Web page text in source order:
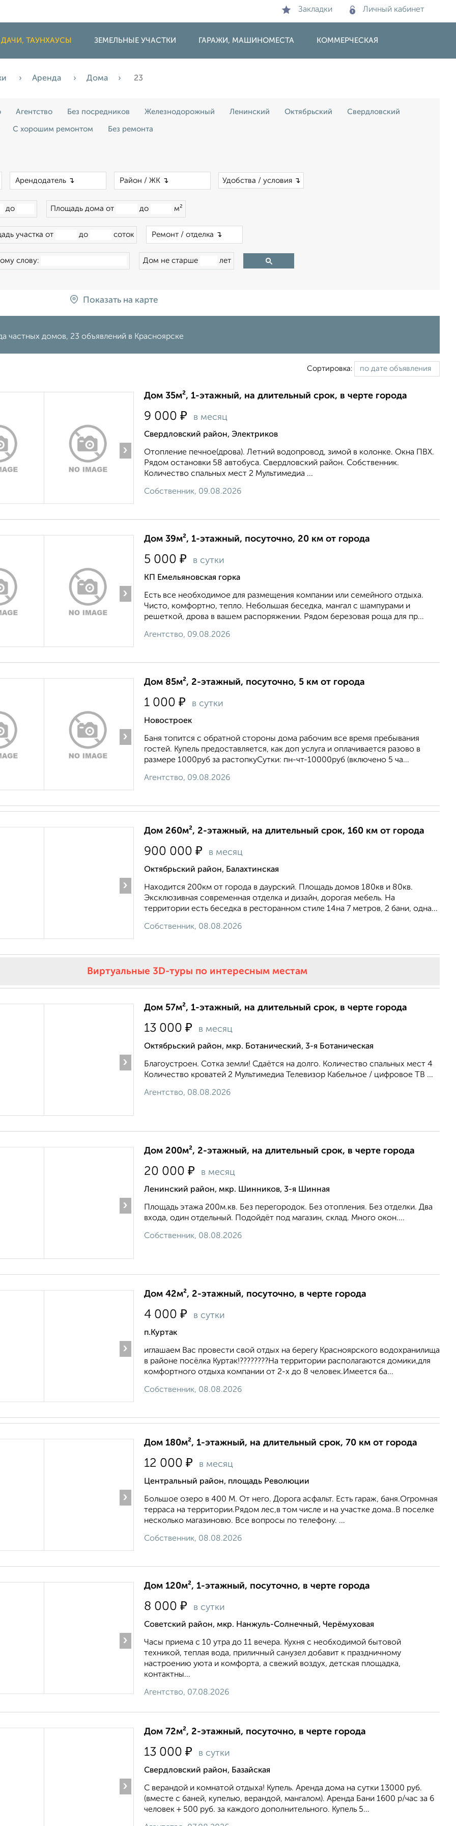
Закладки Личный кабинет
ТАУНХАУСЫ ЗЕМЕЛЬНЫЕ УЧАСТКИ ГАРАЖИ, МАШИНОМЕСТА КОММЕРЧЕСКАЯ
Аренда Дома 23
Агентство Без посредников Железнодорожный Ленинский Октябрьский Свердловский
С хорошим ремонтом Без ремонта
Удобства / условия ↴
до Площадь дома от до м²
участка от до соток
слову: Дом не старше лет
Показать на карте
частных домов, 23 объявлений в Красноярске
Сортировка:
›
Дом 35м², 1-этажный, на длительный срок, в черте города
9 000 ₽ в месяц
Свердловский район, Электриков
Отопление печное(дрова). Летний водопровод, зимой в колонке. Окна ПВХ.
Рядом остановки 58 автобуса. Свердловский район. Собственник.
Количество спальных мест 2 Мультимедиа ...
Собственник, 09.08.2026
›
Дом 39м², 1-этажный, посуточно, 20 км от города
5 000 ₽ в сутки
КП Емельяновская горка
Есть все необходимое для размещения компании или семейного отдыха.
Чисто, комфортно, тепло. Небольшая беседка, мангал с шампурами и
решеткой, дрова в вашем распоряжении. Рядом березовая роща для пр...
Агентство, 09.08.2026
›
Дом 85м², 2-этажный, посуточно, 5 км от города
1 000 ₽ в сутки
Новостроек
Баня топится с обратной стороны дома рабочим все время пребывания
гостей. Купель предоставляется, как доп услуга и оплачивается разово в
размере 1000руб за растопкуСутки: пн-чт-10000руб (включено 5 ча...
Агентство, 09.08.2026
›
Дом 260м², 2-этажный, на длительный срок, 160 км от города
900 000 ₽ в месяц
Октябрьский район, Балахтинская
Находится 200км от города в даурский. Площадь домов 180кв и 80кв.
Эксклюзивная современная отделка и дизайн, дорогая мебель. На
территории есть беседка в ресторанном стиле 14на 7 метров, 2 бани, одна...
Собственник, 08.08.2026
Виртуальные 3D-туры по интересным местам
›
Дом 57м², 1-этажный, на длительный срок, в черте города
13 000 ₽ в месяц
Октябрьский район, мкр. Ботанический, 3-я Ботаническая
Благоустроен. Сотка земли! Сдаётся на долго. Количество спальных мест 4
Количество кроватей 2 Мультимедиа Телевизор Кабельное / цифровое ТВ ...
Агентство, 08.08.2026
›
Дом 200м², 2-этажный, на длительный срок, в черте города
20 000 ₽ в месяц
Ленинский район, мкр. Шинников, 3-я Шинная
Площадь этажа 200м.кв. Без перегородок. Без отопления. Без отделки. Два
входа, один отдельный. Подойдёт под магазин, склад. Много окон....
Собственник, 08.08.2026
›
Дом 42м², 2-этажный, посуточно, в черте города
4 000 ₽ в сутки
п.Куртак
иглашаем Вас провести свой отдых на берегу Красноярского водохранилища
в районе посёлка Куртак!????????На территории располагаются домики,для
комфортного отдыха компании от 2-х до 8 человек.Имеется ба...
Собственник, 08.08.2026
›
Дом 180м², 1-этажный, на длительный срок, 70 км от города
12 000 ₽ в месяц
Центральный район, площадь Революции
Большое озеро в 400 М. От него. Дорога асфальт. Есть гараж, баня.Огромная
терраса на территории.Рядом лес,в том числе и на участке дома..В поселке
несколько магазиновю. Все вопросы по телефону. ...
Собственник, 08.08.2026
›
Дом 120м², 1-этажный, посуточно, в черте города
8 000 ₽ в сутки
Советский район, мкр. Нанжуль-Солнечный, Черёмуховая
Часы приема с 10 утра до 11 вечера. Кухня с необходимой бытовой
техникой, теплая вода, приличный санузел добавит к праздничному
настроению уюта и комфорта, а свежий воздух, детская площадка,
контактны...
Агентство, 07.08.2026
›
Дом 72м², 2-этажный, посуточно, в черте города
13 000 ₽ в сутки
Свердловский район, Базайская
С верандой и комнатой отдыха! Купель. Аренда дома на сутки 13000 руб.
(вместе с баней, купелью, верандой, мангалом). Аренда Бани 1600 р/час за 6
человек + 500 руб. за каждого дополнительного. Купель 5...